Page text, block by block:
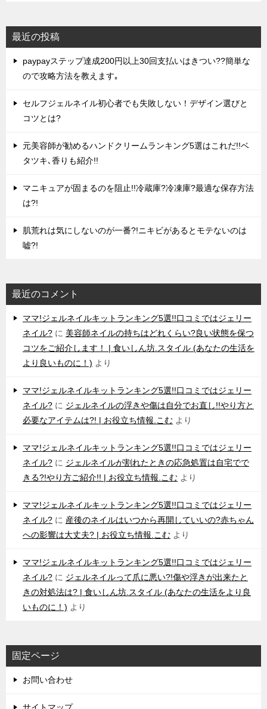
最近の投稿
paypayステップ達成200円以上30回支払いはきつい??簡単な
ので攻略方法を教えます｡
セルフジェルネイル初心者でも失敗しない！デザイン選びと
コツとは?
元美容師が勧めるハンドクリームランキング5選はこれだ!!ベ
タツキ､香りも紹介!!
マニキュアが固まるのを阻止!!冷蔵庫?冷凍庫?最適な保存方法
は?!
肌荒れは気にしないのが一番?!ニキビがあるとモテないのは
嘘?!
最近のコメント
ママ!ジェルネイルキットランキング5選!!口コミではジェリー
ネイル? に 美容師ネイルの持ちはどれくらい?良い状態を保つ
コツをご紹介します！ | 食いしん坊.スタイル (あなたの生活を
より良いものに！) より
ママ!ジェルネイルキットランキング5選!!口コミではジェリー
ネイル? に ジェルネイルの浮きや傷は自分でお直し!!やり方と
必要なアイテムは?! | お役立ち情報.こむ より
ママ!ジェルネイルキットランキング5選!!口コミではジェリー
ネイル? に ジェルネイルが割れたときの応急処置は自宅でで
きる?!やり方ご紹介!! | お役立ち情報.こむ より
ママ!ジェルネイルキットランキング5選!!口コミではジェリー
ネイル? に 産後のネイルはいつから再開していいの?赤ちゃん
への影響は大丈夫? | お役立ち情報.こむ より
ママ!ジェルネイルキットランキング5選!!口コミではジェリー
ネイル? に ジェルネイルって爪に悪い?!傷や浮きが出来たと
きの対処法は? | 食いしん坊.スタイル (あなたの生活をより良
いものに！) より
固定ページ
お問い合わせ